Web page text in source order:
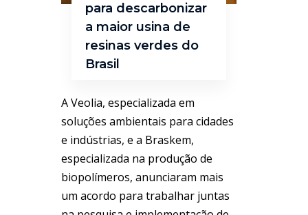
para descarbonizar
a maior usina de
resinas verdes do
Brasil
A Veolia, especializada em
soluções ambientais para cidades
e indústrias, e a Braskem,
especializada na produção de
biopolímeros, anunciaram mais
um acordo para trabalhar juntas